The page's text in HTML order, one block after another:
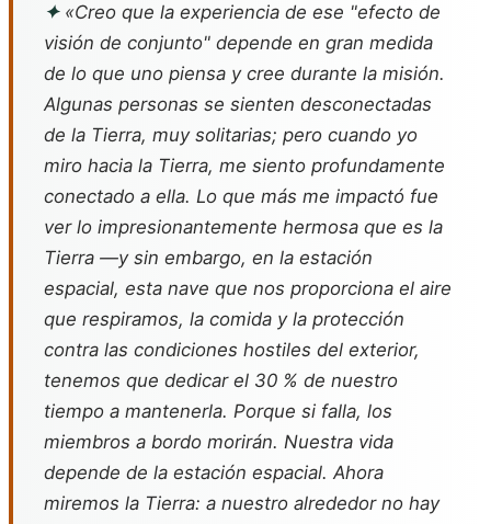
✦«Creo que la experiencia de ese "efecto de
visión de conjunto" depende en gran medida
de lo que uno piensa y cree durante la misión.
Algunas personas se sienten desconectadas
de la Tierra, muy solitarias; pero cuando yo
miro hacia la Tierra, me siento profundamente
conectado a ella. Lo que más me impactó fue
ver lo impresionantemente hermosa que es la
Tierra —y sin embargo, en la estación
espacial, esta nave que nos proporciona el aire
que respiramos, la comida y la protección
contra las condiciones hostiles del exterior,
tenemos que dedicar el 30 % de nuestro
tiempo a mantenerla. Porque si falla, los
miembros a bordo morirán. Nuestra vida
depende de la estación espacial. Ahora
miremos la Tierra: a nuestro alrededor no hay